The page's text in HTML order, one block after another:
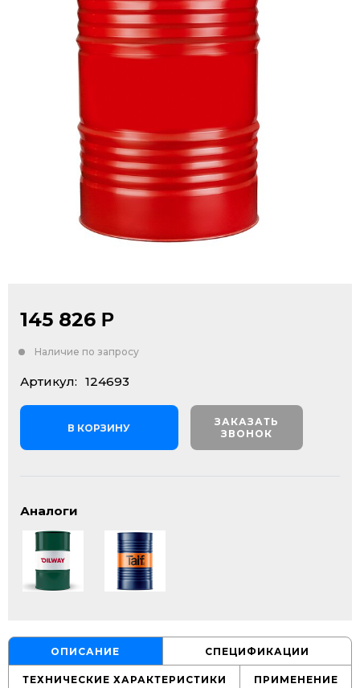
145 826 Р
Наличие по запросу
Артикул: 124693
В КОРЗИНУ
ЗАКАЗАТЬ
ЗВОНОК
Аналоги
ОПИСАНИЕ СПЕЦИФИКАЦИИ
ТЕХНИЧЕСКИЕ ХАРАКТЕРИСТИКИ ПРИМЕНЕНИЕ